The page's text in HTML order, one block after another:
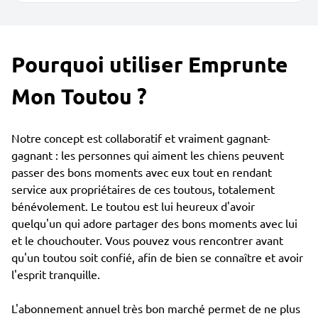
Pourquoi utiliser Emprunte
Mon Toutou ?
Notre concept est collaboratif et vraiment gagnant-
gagnant : les personnes qui aiment les chiens peuvent
passer des bons moments avec eux tout en rendant
service aux propriétaires de ces toutous, totalement
bénévolement. Le toutou est lui heureux d'avoir
quelqu'un qui adore partager des bons moments avec lui
et le chouchouter. Vous pouvez vous rencontrer avant
qu'un toutou soit confié, afin de bien se connaître et avoir
l'esprit tranquille.
L'abonnement annuel très bon marché permet de ne plus